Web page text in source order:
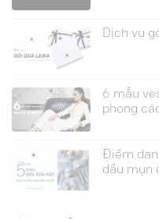
Dịch vụ
6 mẫu
phong
Điểm
dầu mụn